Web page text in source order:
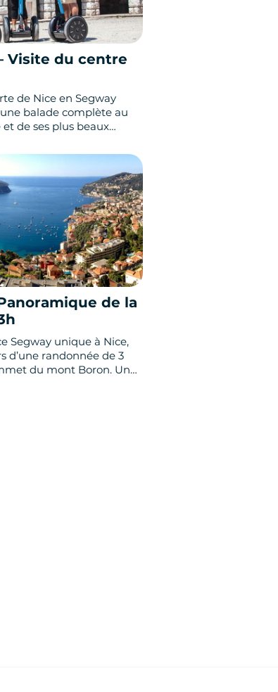
Visite du centre
de Nice en Segway
balade complète au
de ses plus beaux
balade le long du
avec son
la mer et la Baie des
de la
Segway unique à Nice,
d’une randonnée de 3
du mont Boron. Une
où les paysages se
de liberté est